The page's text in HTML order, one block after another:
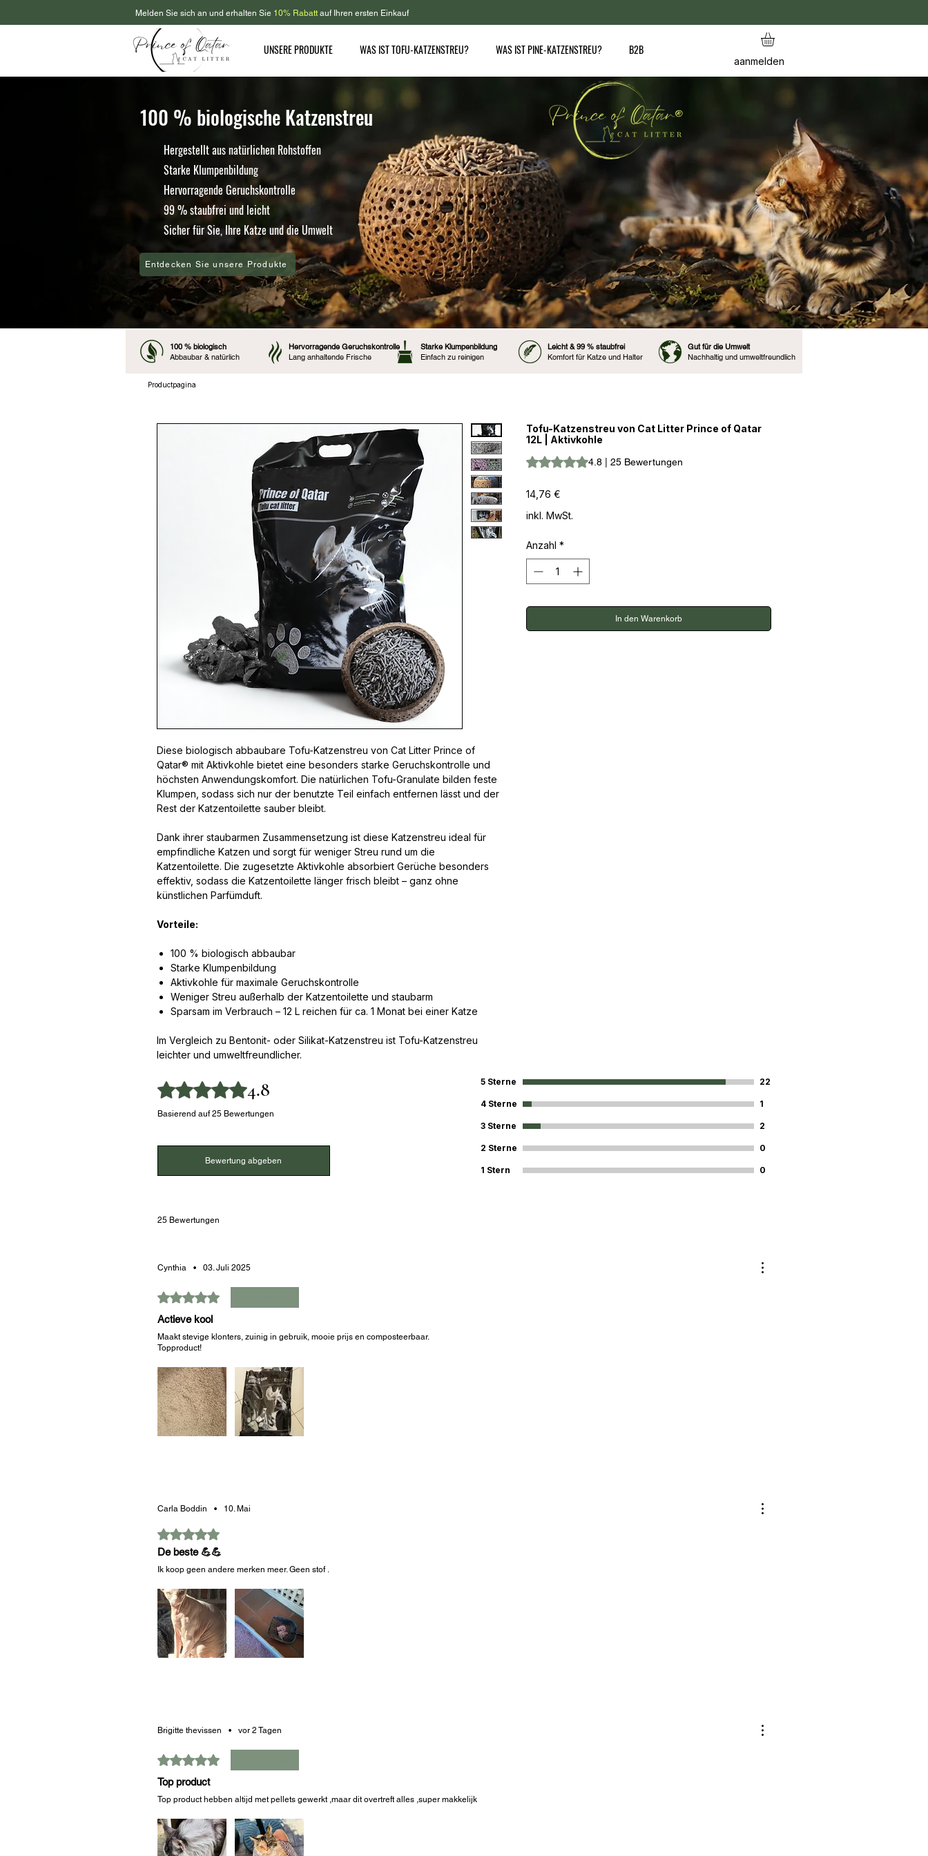
Melden Sie sich an und erhalten Sie 10% Rabatt auf Ihren ersten Einkauf
UNSERE PRODUKTE WAS IST TOFU-KATZENSTREU? WAS IST PINE-KATZENSTREU? B2B
aanmelden
100 % biologische Katzenstreu
Entdecken Sie unsere Produkte
Hergestellt aus natürlichen Rohstoffen
Starke Klumpenbildung
Hervorragende Geruchskontrolle
99 % staubfrei und leicht
Sicher für Sie, Ihre Katze und die Umwelt
100 % biologisch
Abbaubar & natürlich
Leicht & 99 % staubfrei
Komfort für Katze und Halter
Hervorragende Geruchskontrolle
Lang anhaltende Frische
Starke Klumpenbildung
Einfach zu reinigen
Gut für die Umwelt
Nachhaltig und umweltfreundlich
Productpagina
Diese biologisch abbaubare Tofu-Katzenstreu von Cat Litter Prince of
Qatar® mit Aktivkohle bietet eine besonders starke Geruchskontrolle und
höchsten Anwendungskomfort. Die natürlichen Tofu-Granulate bilden feste
Klumpen, sodass sich nur der benutzte Teil einfach entfernen lässt und der
Rest der Katzentoilette sauber bleibt.
Dank ihrer staubarmen Zusammensetzung ist diese Katzenstreu ideal für
empfindliche Katzen und sorgt für weniger Streu rund um die
Katzentoilette. Die zugesetzte Aktivkohle absorbiert Gerüche besonders
effektiv, sodass die Katzentoilette länger frisch bleibt – ganz ohne
künstlichen Parfümduft.
Vorteile:
100 % biologisch abbaubar
Starke Klumpenbildung
Aktivkohle für maximale Geruchskontrolle
Weniger Streu außerhalb der Katzentoilette und staubarm
Sparsam im Verbrauch – 12 L reichen für ca. 1 Monat bei einer Katze
Im Vergleich zu Bentonit- oder Silikat-Katzenstreu ist Tofu-Katzenstreu
leichter und umweltfreundlicher.
Tofu-Katzenstreu von Cat Litter Prince of Qatar
12L | Aktivkohle
Das Rating beträgt 4.8 von fünf Sternen, basierend auf 25 Bewertungen.
4.8 | 25 Bewertungen
14,76 €Preis
inkl. MwSt.
Anzahl *
In den Warenkorb
Mit 4,8 von 5 Sternen bewertet.
4.8
Basierend auf 25 Bewertungen
Bewertung abgeben
5 Sterne 22
4 Sterne 1
3 Sterne 2
2 Sterne 0
1 Stern 0
25 Bewertungen
Cynthia • 03. Juli 2025
Mit 5 von 5 Sternen bewertet.
Actieve kool
Maakt stevige klonters, zuinig in gebruik, mooie prijs en composteerbaar.
Topproduct!
Carla Boddin • 10. Mai
Mit 5 von 5 Sternen bewertet.
De beste 💪💪
Ik koop geen andere merken meer. Geen stof .
Brigitte thevissen • vor 2 Tagen
Mit 5 von 5 Sternen bewertet.
Top product
Top product hebben altijd met pellets gewerkt ,maar dit overtreft alles ,super makkelijk